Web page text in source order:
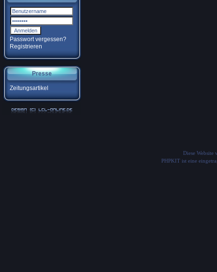
Passwort vergessen?
Registrieren
Presse
Zeitungsartikel
Diese Website
PHPKIT ist eine